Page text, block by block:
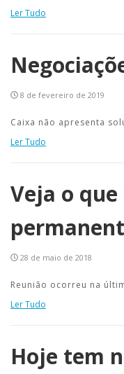
Ler Tudo
8 de fevereiro de 2019
Caixa não apresenta
Ler Tudo
Veja o
28 de maio de 2018
Reunião ocorreu na
Ler Tudo
Hoje tem